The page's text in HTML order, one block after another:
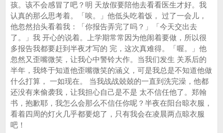
孩。该不会感冒了吧？明 天放假要陪他去看看医生才好。我
认真的那么思考着。「唉。」他低头吃着饭， 过了一会儿，
他忽然抬头看着我：「你报告弄完了吗？」「今天交出去
了。」我 开心的说着。上学期常常因为他闹着要做，所以很
多报告我都要赶到半夜才写的 完，这次真难得。「喔。」他
忽然又歪嘴微笑，让我心中警铃大作。当我们发生 关系后的
半年，我终于知道他歪嘴微笑的涵义，可是我总是不知道他做
什么打算， 一如现在。 当我战战兢兢的一直到洗完澡，他都
还没有来偷袭我，让我担心自己是不是 太不信任他了。郑翰
书，抱歉耶，我怎么会那么不信任你呢？半夜在阳台晾衣服，
看着四周的灯火几乎都要熄了，只有我会在凌晨两点晾衣服
吧！